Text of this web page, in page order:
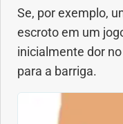
Doença autoimune
Doenças infecciosas
Doenças Respiratórias
Se, por exemplo,
escroto em um
inicialmente dor
para a barriga.